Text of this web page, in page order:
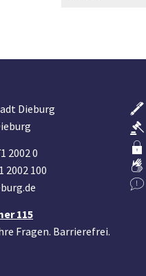
Dieburg
2002 0
2002 100
115
Fragen. Barrierefrei.